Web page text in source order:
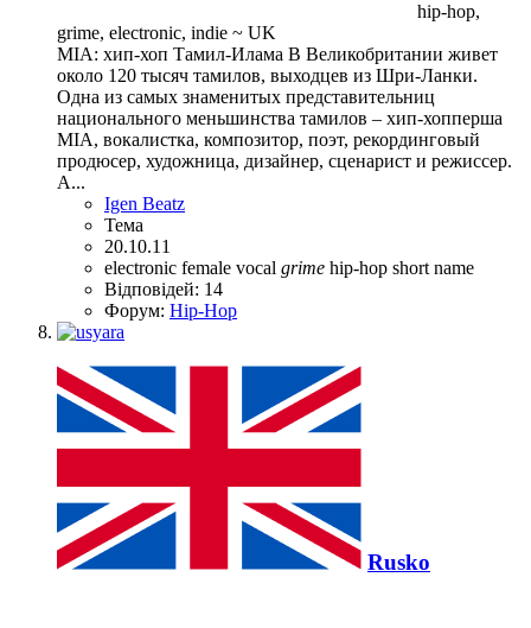
hip-hop,
grime, electronic, indie ~ UK
MIA: хип-хоп Тамил-Илама В Великобритании живет
около 120 тысяч тамилов, выходцев из Шри-Ланки.
Одна из самых знаменитых представительниц
национального меньшинства тамилов – хип-хопперша
MIA, вокалистка, композитор, поэт, рекординговый
продюсер, художница, дизайнер, сценарист и режиссер.
А...
Igen Beatz
Тема
20.10.11
electronic female vocal grime hip-hop short name
Відповідей: 14
Форум: Hip-Hop
Rusko